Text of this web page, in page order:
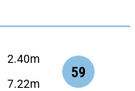
2.40m
7.22m
59